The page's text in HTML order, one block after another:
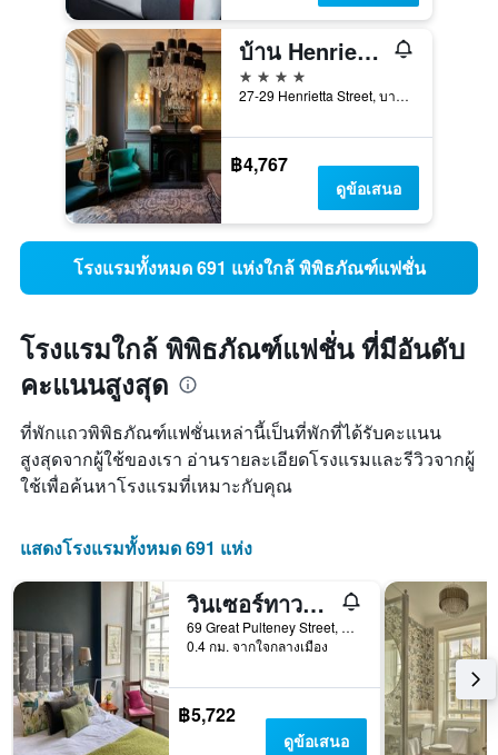
บ้าน Henrietta, สมาชิกของ Radisson Individuals
4 ดาว
27-29 Henrietta Street, บาร์ท, สหราชอาณาจักร
฿4,767
ดูข้อเสนอ
โรงแรมทั้งหมด 691 แห่งใกล้ พิพิธภัณฑ์แฟชั่น
โรงแรมใกล้ พิพิธภัณฑ์แฟชั่น ที่มีอันดับ
คะแนนสูงสุด
ที่พักแถวพิพิธภัณฑ์แฟชั่นเหล่านี้เป็นที่พักที่ได้รับคะแนน
สูงสุดจากผู้ใช้ของเรา อ่านรายละเอียดโรงแรมและรีวิวจากผู้
ใช้เพื่อค้นหาโรงแรมที่เหมาะกับคุณ
แสดงโรงแรมทั้งหมด 691 แห่ง
วินเซอร์ทาวน์เฮาส์
69 Great Pulteney Street, บาร์ท, สหราชอาณาจักร
0.4 กม. จากใจกลางเมือง
฿5,722
ดูข้อเสนอ